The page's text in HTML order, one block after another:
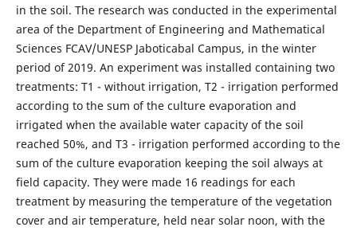
in the soil. The research was conducted in the experimental
area of the Department of Engineering and Mathematical
Sciences FCAV/UNESP Jaboticabal Campus, in the winter
period of 2019. An experiment was installed containing two
treatments: T1 - without irrigation, T2 - irrigation performed
according to the sum of the culture evaporation and
irrigated when the available water capacity of the soil
reached 50%, and T3 - irrigation performed according to the
sum of the culture evaporation keeping the soil always at
field capacity. They were made 16 readings for each
treatment by measuring the temperature of the vegetation
cover and air temperature, held near solar noon, with the